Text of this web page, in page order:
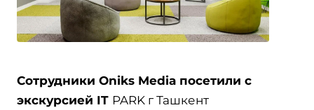
Сотрудники Oniks Media посетили с
экскурсией IT PARK г Ташкент